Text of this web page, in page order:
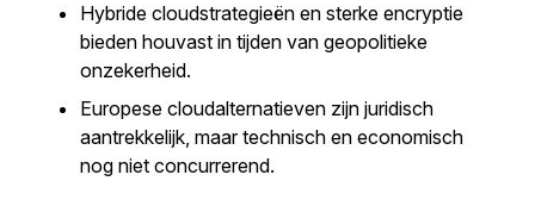
Hybride cloudstrategieën en sterke encryptie
bieden houvast in tijden van geopolitieke
onzekerheid.
Europese cloudalternatieven zijn juridisch
aantrekkelijk, maar technisch en economisch
nog niet concurrerend.